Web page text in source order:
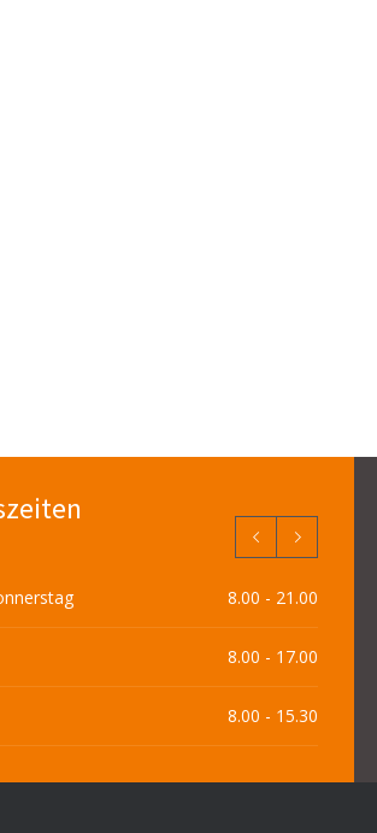
8.00 - 21.00
8.00 - 17.00
8.00 - 15.30